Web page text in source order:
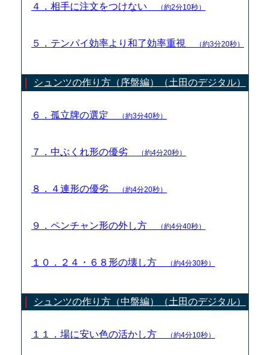
４．相手に注文をつけない （約2分10秒）
５．テンパイ効率より和了効率重視 （約3分20秒）
シュンツの作り方（序盤編）（土田のデジタル）
６．孤立牌の選定 （約3分40秒）
７．中ぶくれ形の優劣 （約4分20秒）
８．４連形の優劣 （約4分20秒）
９．ペンチャン形の外し方 （約4分40秒）
１０．２４・６８形の壊し方 （約4分30秒）
シュンツの作り方（中盤編）（土田のデジタル）
１１．場に安い色の活かし方 （約4分10秒）